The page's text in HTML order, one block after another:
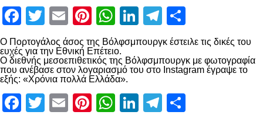
Facebook
Twitter
EmailPinterest
WhatsApp
LinkedIn
Telegram
Ο Πορτογάλος άσος της Βόλφσμπουργκ έστειλε τις δικές του
ευχές για την Eθνική Eπέτειο.
Ο διεθνής μεσοεπιθετικός της Βόλφσμπουργκ με φωτογραφία
που ανέβασε στον λογαριασμό του στο Instagram έγραψε το
εξής: «Χρόνια πολλά Ελλάδα».
Facebook
Twitter
EmailPinterest
WhatsApp
LinkedIn
Telegram